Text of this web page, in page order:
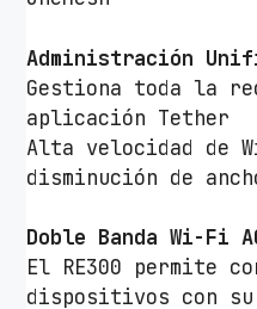
Administración
Gestiona toda la
aplicación Tether
Alta velocidad de
disminución de
Doble Banda Wi-Fi
El RE300 permite
dispositivos con su